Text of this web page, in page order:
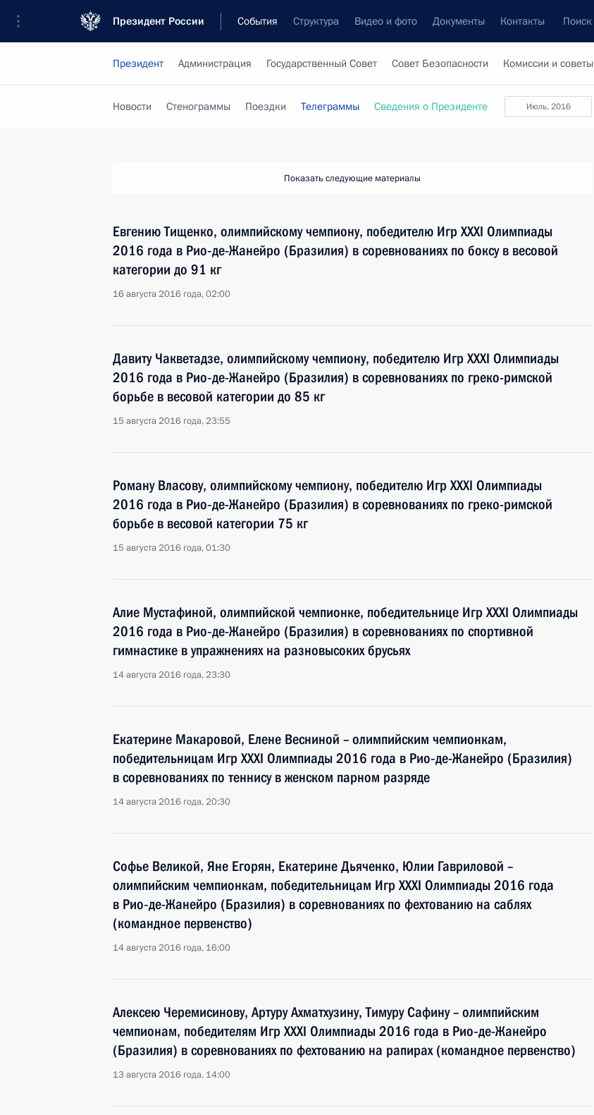
Президент России События Структура Видео и фото Документы Контакты Поиск
Президент Администрация Государственный Совет Совет Безопасности Комиссии и советы
июль, 2016
Новости Стенограммы Поездки Телеграммы Сведения о Президенте
Показать следующие материалы
Евгению Тищенко, олимпийскому чемпиону, победителю Игр XXXI Олимпиады
2016 года в Рио‑де-Жанейро (Бразилия) в соревнованиях по боксу в весовой
категории до 91 кг
16 августа 2016 года, 02:00
Давиту Чакветадзе, олимпийскому чемпиону, победителю Игр XXXI Олимпиады
2016 года в Рио‑де-Жанейро (Бразилия) в соревнованиях по греко-римской
борьбе в весовой категории до 85 кг
15 августа 2016 года, 23:55
Роману Власову, олимпийскому чемпиону, победителю Игр XXXI Олимпиады
2016 года в Рио‑де-Жанейро (Бразилия) в соревнованиях по греко-римской
борьбе в весовой категории 75 кг
15 августа 2016 года, 01:30
Алие Мустафиной, олимпийской чемпионке, победительнице Игр XXXI Олимпиады
2016 года в Рио‑де-Жанейро (Бразилия) в соревнованиях по спортивной
гимнастике в упражнениях на разновысоких брусьях
14 августа 2016 года, 23:30
Екатерине Макаровой, Елене Весниной – олимпийским чемпионкам,
победительницам Игр XXXI Олимпиады 2016 года в Рио‑де-Жанейро (Бразилия)
в соревнованиях по теннису в женском парном разряде
14 августа 2016 года, 20:30
Софье Великой, Яне Егорян, Екатерине Дьяченко, Юлии Гавриловой –
олимпийским чемпионкам, победительницам Игр XXXI Олимпиады 2016 года
в Рио‑де-Жанейро (Бразилия) в соревнованиях по фехтованию на саблях
(командное первенство)
14 августа 2016 года, 16:00
Алексею Черемисинову, Артуру Ахматхузину, Тимуру Сафину – олимпийским
чемпионам, победителям Игр XXXI Олимпиады 2016 года в Рио‑де-Жанейро
(Бразилия) в соревнованиях по фехтованию на рапирах (командное первенство)
13 августа 2016 года, 14:00